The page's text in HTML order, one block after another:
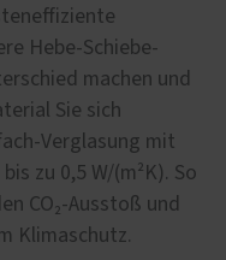
Hebe-Schiebe-
machen und
Sie sich
Verglasung mit
zu 0,5 W/(m²K). So
CO₂-Ausstoß und
Klimaschutz.